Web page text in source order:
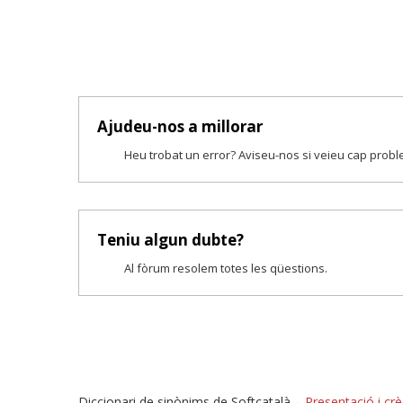
Ajudeu-nos a millorar
Heu trobat un error? Aviseu-nos si veieu cap
Teniu algun dubte?
Al fòrum resolem totes les qüestions.